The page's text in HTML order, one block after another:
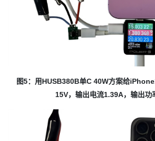
图5：用HUSB380B单C 40W方案给
15V，输出电流1.39A，输出功